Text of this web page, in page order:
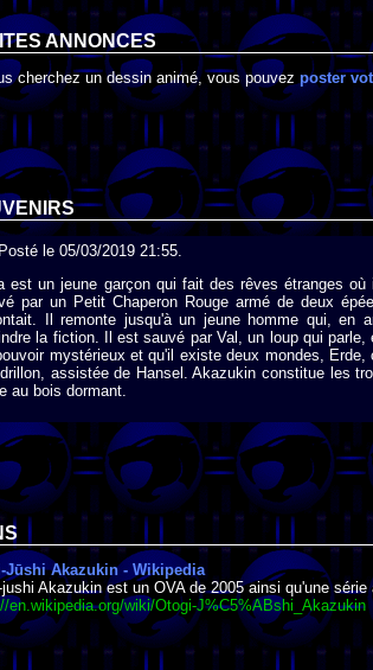
ANNONCES
cherchez un dessin animé, vous pouvez poster
le 05/03/2019 21:55.
est un jeune garçon qui fait des rêves étranges
par un Petit Chaperon Rouge armé de deux
Il remonte jusqu'à un jeune homme qui, en
la fiction. Il est sauvé par Val, un loup qui
mystérieux et qu'il existe deux mondes,
assistée de Hansel. Akazukin constitue les
au bois dormant.
Jūshi Akazukin - Wikipedia
Akazukin est un OVA de 2005 ainsi qu'une
en.wikipedia.org/wiki/Otogi-J%C5%ABshi_Akazukin